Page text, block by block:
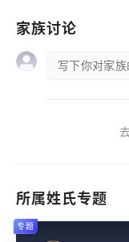
家族讨论
写下你对家
所属姓氏专题
专题